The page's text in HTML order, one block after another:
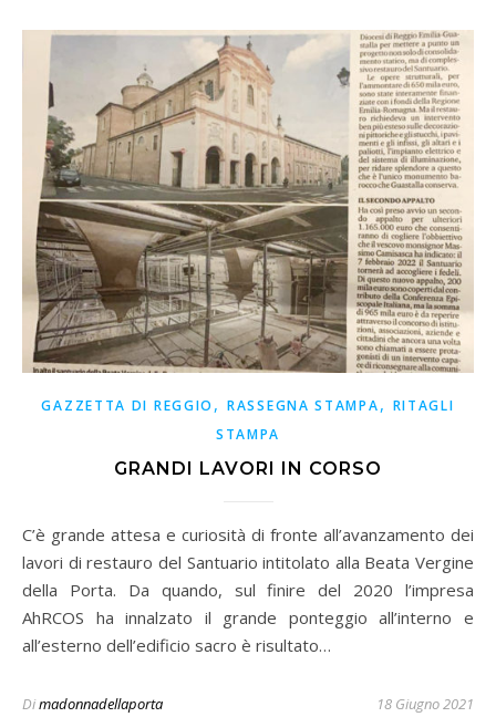
GAZZETTA DI REGGIO ,RASSEGNA STAMPA, RITAGLI
STAMPA
GRANDI LAVORI IN CORSO
C’è grande attesa e curiosità di fronte all’avanzamento dei
lavori di restauro del Santuario intitolato alla Beata Vergine
della Porta. Da quando, sul finire del 2020 l’impresa
AhRCOS ha innalzato il grande ponteggio all’interno e
all’esterno dell’edificio sacro è risultato…
Dimadonnadellaporta 18 Giugno 2021